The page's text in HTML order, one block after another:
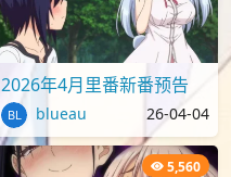
2026年4月里番新番预告
blueau 26-04-04
5,560